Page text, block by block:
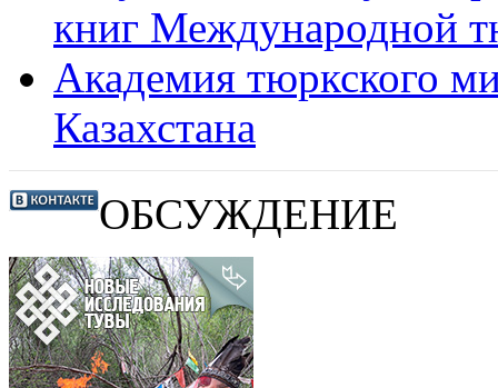
книг Международной
Академия тюркского
Казахстана
ОБСУЖДЕНИЕ